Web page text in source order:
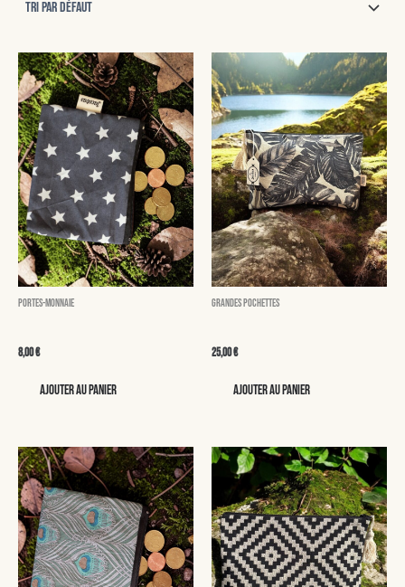
Portes-monnaie
8,00€
Ajouter au panier
Grandes pochettes
25,00€
Ajouter au panier